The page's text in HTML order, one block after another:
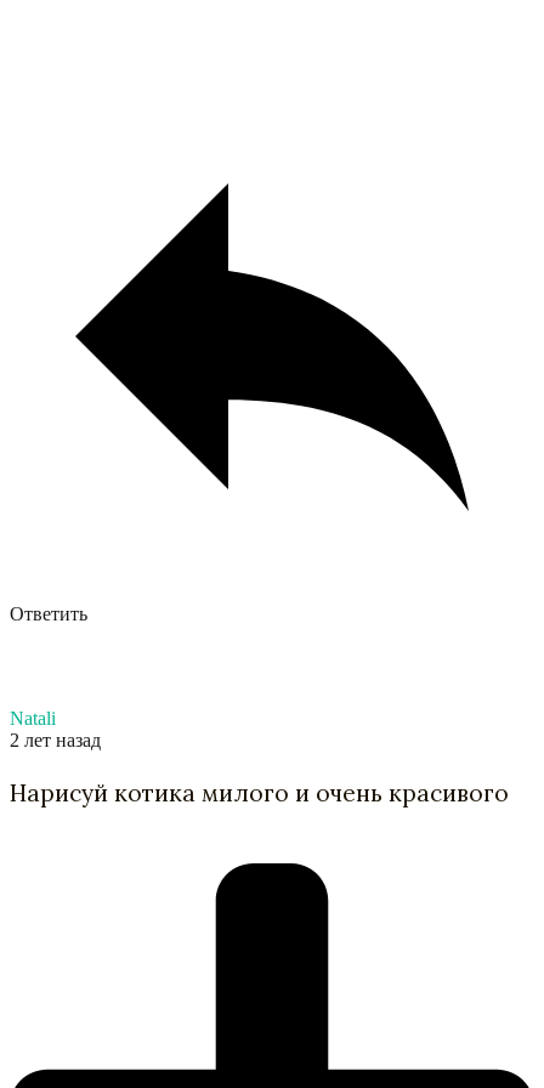
Ответить
Natali
2 лет назад
Нарисуй котика милого и очень красивого